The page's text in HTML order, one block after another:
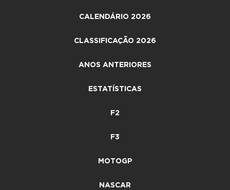
CALENDÁRIO 2026
CLASSIFICAÇÃO 2026
ANOS ANTERIORES
ESTATÍSTICAS
F2
F3
MOTOGP
NASCAR